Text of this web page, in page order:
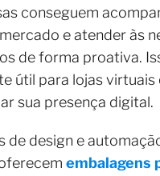
conseguem
e atender às
de forma proativa.
útil para lojas virtuais
sua presença digital.
de design e
embalagens